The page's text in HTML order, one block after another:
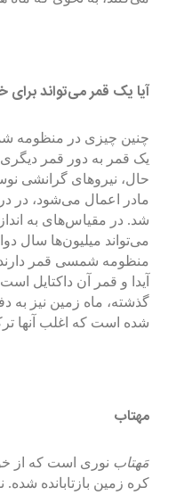
آیا یک قمر می‌تواند
چنین چیزی در منظومه
یک قمر به دور قمر دیگری
حال، نیروهای گرانشی
مادر اعمال می‌شود، در
شد. در مقیاس‌های به
می‌تواند میلیون‌ها سال
منظومه شمسی قمر
آیدا و قمر آن داکتایل
گذشته، ماه زمین نیز به
شده است که اغلب آنها
مهتاب
مَهتاب نوری است که از